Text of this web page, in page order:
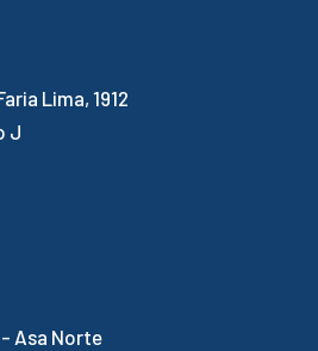
Lima, 1912
J
- Asa Norte